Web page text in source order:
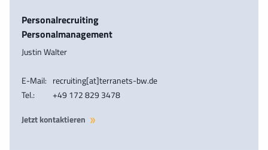
Personalrecruiting
Personalmanagement
Justin Walter
E-Mail: recruiting[at]terranets-bw.de
Tel.:
+49 172 829 3478
Jetzt kontaktieren